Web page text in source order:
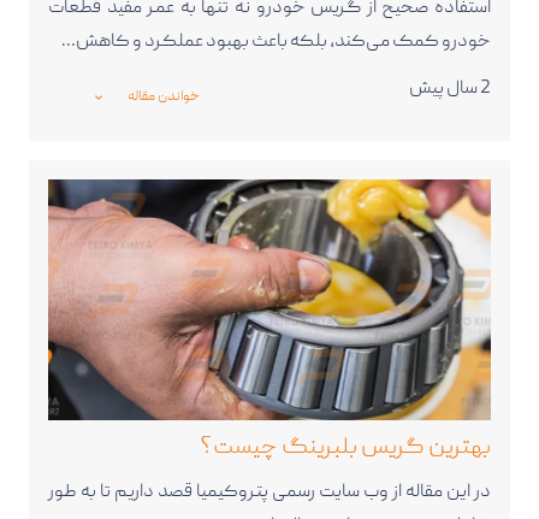
استفاده صحیح از گریس خودرو نه تنها به عمر مفید قطعات
خودرو کمک می‌کند، بلکه باعث بهبود عملکرد و کاهش…
2 سال پیش
خواندن مقاله _expand_more_
بهترین گریس بلبرینگ چیست؟
در این مقاله از وب سایت رسمی پتروکیمیا قصد داریم تا به طور